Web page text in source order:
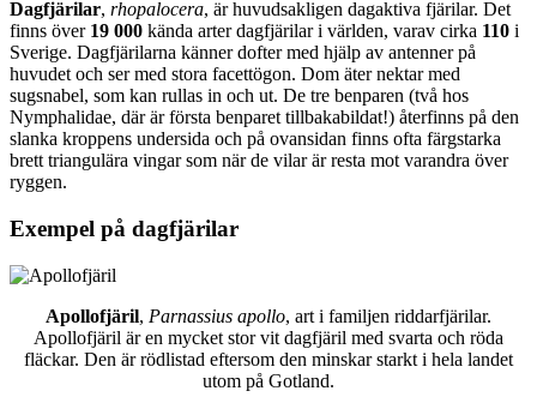
Dagfjärilar, rhopalocera, är huvudsakligen dagaktiva fjärilar. Det
finns över 19 000 kända arter dagfjärilar i världen, varav cirka 110 i
Sverige. Dagfjärilarna känner dofter med hjälp av antenner på
huvudet och ser med stora facettögon. Dom äter nektar med
sugsnabel, som kan rullas in och ut. De tre benparen (två hos
Nymphalidae, där är första benparet tillbakabildat!) återfinns på den
slanka kroppens undersida och på ovansidan finns ofta färgstarka
brett triangulära vingar som när de vilar är resta mot varandra över
ryggen.
Exempel på dagfjärilar
Apollofjäril, Parnassius apollo, art i familjen riddarfjärilar.
Apollofjäril är en mycket stor vit dagfjäril med svarta och röda
fläckar. Den är rödlistad eftersom den minskar starkt i hela landet
utom på Gotland.